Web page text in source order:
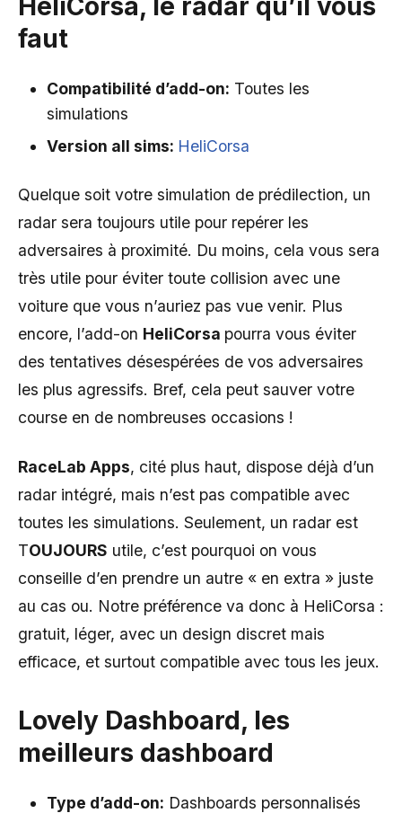
HeliCorsa, le radar qu’il vous
faut
Compatibilité d’add-on: Toutes les
simulations
Version all sims: HeliCorsa
Quelque soit votre simulation de prédilection, un
radar sera toujours utile pour repérer les
adversaires à proximité. Du moins, cela vous sera
très utile pour éviter toute collision avec une
voiture que vous n’auriez pas vue venir. Plus
encore, l’add-on HeliCorsa pourra vous éviter
des tentatives désespérées de vos adversaires
les plus agressifs. Bref, cela peut sauver votre
course en de nombreuses occasions !
RaceLab Apps, cité plus haut, dispose déjà d’un
radar intégré, mais n’est pas compatible avec
toutes les simulations. Seulement, un radar est
TOUJOURS utile, c’est pourquoi on vous
conseille d’en prendre un autre « en extra » juste
au cas ou. Notre préférence va donc à HeliCorsa :
gratuit, léger, avec un design discret mais
efficace, et surtout compatible avec tous les jeux.
Lovely Dashboard, les
meilleurs dashboard
Type d’add-on: Dashboards personnalisés